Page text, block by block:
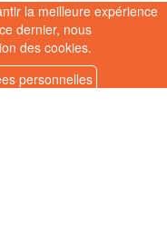
la meilleure expérience
dernier, nous
des cookies.
personnelles